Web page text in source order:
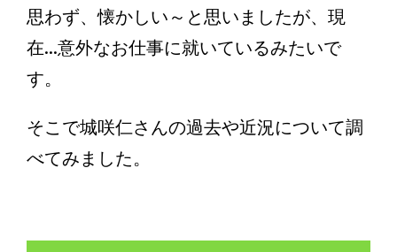
思わず、懐かしい～と思いましたが、現
在...意外なお仕事に就いているみたいで
す。
そこで城咲仁さんの過去や近況について調
べてみました。